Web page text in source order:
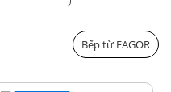
Bếp từ FAGOR